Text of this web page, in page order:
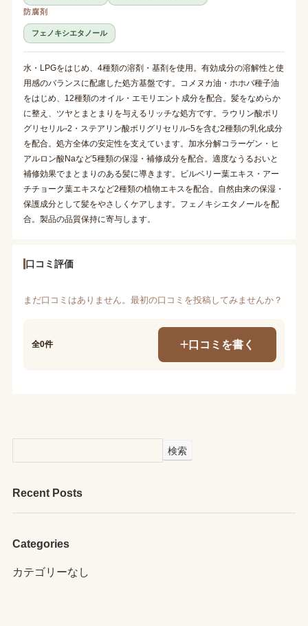
防腐剤
フェノキシエタノール
水・LPGをはじめ、4種類の溶剤・基剤を使用。有効成分の溶解性と使
用感のバランスに配慮した処方基盤です。コメヌカ油・ホホバ種子油
をはじめ、12種類のオイル・エモリエント成分を配合。髪をなめらか
に整え、ツヤとまとまりを与えるリッチな処方です。ラウリン酸ポリ
グリセリル-2・ステアリン酸ポリグリセリル-5を含む2種類の乳化成分
を配合。処方全体の安定性を支えています。加水分解コラーゲン・ヒ
アルロン酸Naなど5種類の保湿・補修成分を配合。適度なうるおいと
補修効果でまとまりのある髪に導きます。ビルベリー葉エキス・アー
チチョーク葉エキスなど2種類の植物エキスを配合。自然由来の保湿・
保護成分として髪をやさしくケアします。フェノキシエタノールを配
合。製品の品質保持に寄与します。
口コミ評価
まだ口コミはありません。最初の口コミを投稿してみませんか？
全0件 口コミを書く
検索
Recent Posts
Categories
カテゴリーなし